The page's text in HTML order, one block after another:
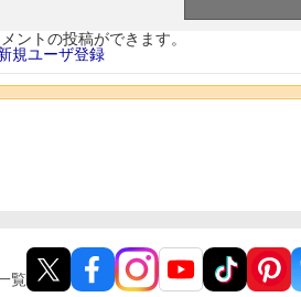
ントの投稿ができます。
規ユーザ登録
覧